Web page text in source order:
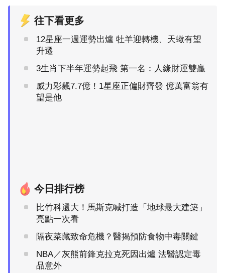
往下看更多
12星座一週運勢出爐 牡羊迎轉機、天蠍有望
升遷
3生肖下半年運勢起飛 第一名：人緣財運雙贏
威力彩飆7.7億！1星座正偏財齊發 億萬富翁有
望是他
今日排行榜
比竹科還大！馬斯克喊打造「地球最大建築」
亮點一次看
隔夜菜藏致命危機？醫揭預防食物中毒關鍵
NBA／灰熊前鋒克拉克死因出爐 法醫認定毒
品意外